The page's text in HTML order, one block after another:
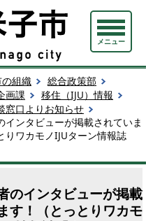
メニュー
の組織
総合政策部
画課
移住（IJU）情報
窓口よりお知らせ
インタビューが掲載されていま
りワカモノIJUターン情報誌
のインタビューが掲載
す！（とっとりワカモ